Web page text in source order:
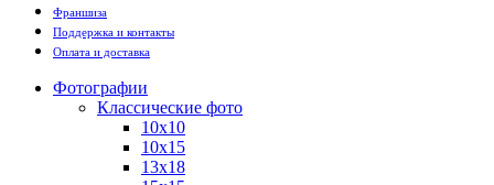
Франшиза
Поддержка и контакты
Оплата и доставка
Фотографии
Классические фото
10х10
10х15
13х18